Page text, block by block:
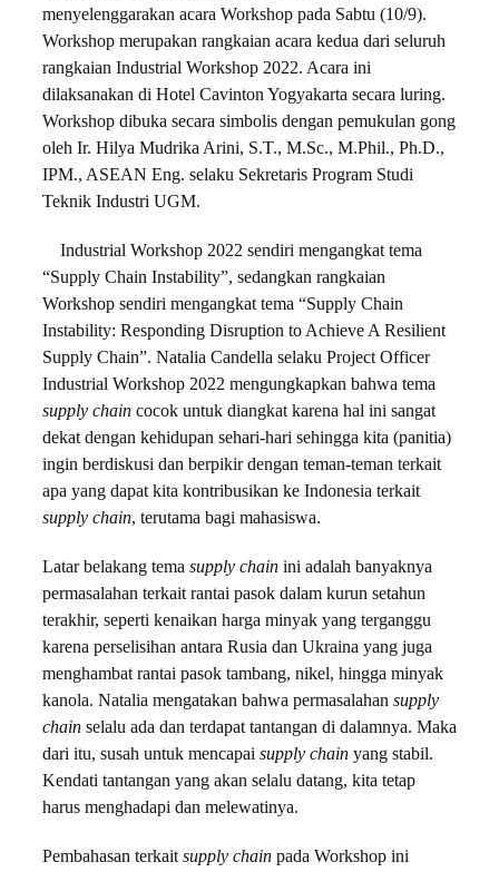
menyelenggarakan acara Workshop pada Sabtu (10/9).
Workshop merupakan rangkaian acara kedua dari seluruh
rangkaian Industrial Workshop 2022. Acara ini
dilaksanakan di Hotel Cavinton Yogyakarta secara luring.
Workshop dibuka secara simbolis dengan pemukulan gong
oleh Ir. Hilya Mudrika Arini, S.T., M.Sc., M.Phil., Ph.D.,
IPM., ASEAN Eng. selaku Sekretaris Program Studi
Teknik Industri UGM.
Industrial Workshop 2022 sendiri mengangkat tema
“Supply Chain Instability”, sedangkan rangkaian
Workshop sendiri mengangkat tema “Supply Chain
Instability: Responding Disruption to Achieve A Resilient
Supply Chain”. Natalia Candella selaku Project Officer
Industrial Workshop 2022 mengungkapkan bahwa tema
supply chain cocok untuk diangkat karena hal ini sangat
dekat dengan kehidupan sehari-hari sehingga kita (panitia)
ingin berdiskusi dan berpikir dengan teman-teman terkait
apa yang dapat kita kontribusikan ke Indonesia terkait
supply chain, terutama bagi mahasiswa.
Latar belakang tema supply chain ini adalah banyaknya
permasalahan terkait rantai pasok dalam kurun setahun
terakhir, seperti kenaikan harga minyak yang terganggu
karena perselisihan antara Rusia dan Ukraina yang juga
menghambat rantai pasok tambang, nikel, hingga minyak
kanola. Natalia mengatakan bahwa permasalahan supply
chain selalu ada dan terdapat tantangan di dalamnya. Maka
dari itu, susah untuk mencapai supply chain yang stabil.
Kendati tantangan yang akan selalu datang, kita tetap
harus menghadapi dan melewatinya.
Pembahasan terkaitsupply chain pada Workshop ini